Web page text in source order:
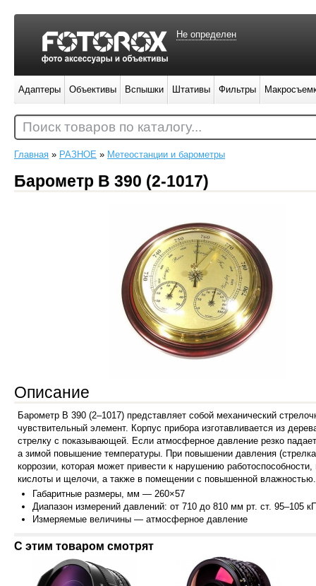
Главная » РАЗНОЕ » Метеостанции и барометры
Барометр B 390 (2-1017)
Описание
Барометр B 390 (2–1017) представляет собой механический
чувствительный элемент. Корпус прибора изготавливается из
стрелку с показывающей. Если атмосферное давление резко
а зимой повышение температуры. При повышении давления
коррозии, которая может привести к нарушению
кислоты и щелочи, а также в помещении с повышенной влажностью.
Габаритные размеры, мм — 260×57
Диапазон измерений давлений: от 710 до 810 мм рт. ст. 95–105
Измеряемые величины — атмосферное давление
С этим товаром смотрят
Не определен
Адаптеры Объективы Вспышки Штативы Фильтры
Поиск товаров по каталогу...